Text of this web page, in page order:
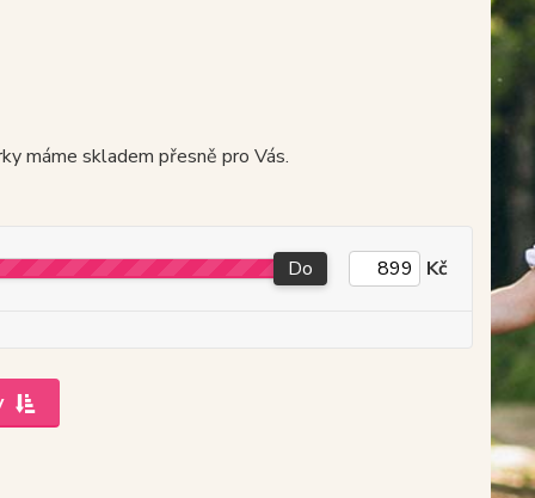
máme skladem přesně pro Vás.
Do Kč